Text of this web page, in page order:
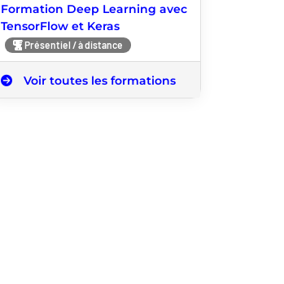
Formation Deep Learning avec
TensorFlow et Keras
Présentiel / à distance
Voir toutes les formations